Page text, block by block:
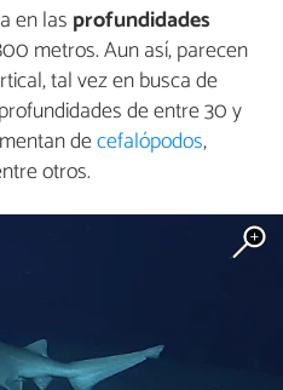
en las profundidades
metros. Aun así, parecen
tal vez en busca de
de entre 30 y
decefalópodos,
otros.